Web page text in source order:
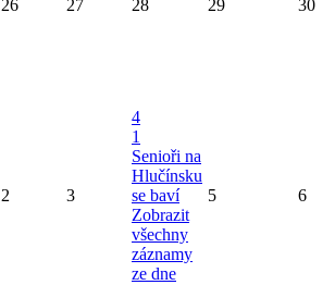
26 27 28 29 30
2 3
4
1
Senioři na
Hlučínsku
se baví
Zobrazit
všechny
záznamy
ze dne
5 6